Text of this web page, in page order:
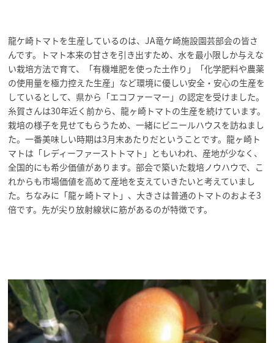
龍ケ崎トマトを生産しているのは、JA竜ケ崎施設園芸部会の皆さ
んです。トマト本来の甘さを引き出すため、水を最小限しか与えな
い栽培方法で育て、「有機堆肥を使った土作り」「化学肥料や農薬
の使用量を極力控えた生産」など環境に優しい安全・安心の生産を
しているとして、県から「エコファーマー」の認定を受けました。
糸賀さんは30年近く前から、龍ヶ崎トマトの生産を続けています。
栽培の様子を見せてもらうため、一緒にビニールハウスを訪ねまし
た。一番美味しい時期は3月末あたりだということです。龍ヶ崎ト
マトは「レディーファーストトマト」ともいわれ、産地が少なく、
全国的にも希少価値があります。部会で築いた栽培ノウハウで、こ
れからも市場価値を高めて産地を支えていきたいと考えていまし
た。ちなみに「龍ヶ崎トマト」、大きさは普通のトマトのおよそ3
倍です。先が尖り放射線状に筋があるのが特徴です。